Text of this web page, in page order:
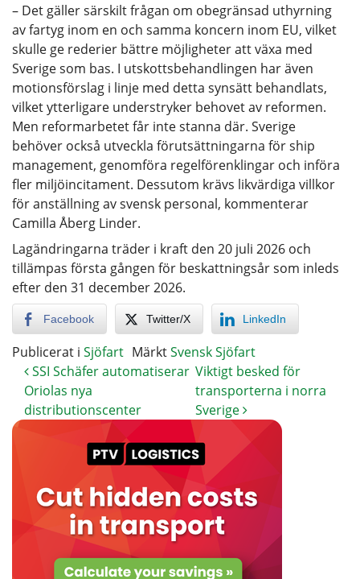
– Det gäller särskilt frågan om obegränsad uthyrning
av fartyg inom en och samma koncern inom EU, vilket
skulle ge rederier bättre möjligheter att växa med
Sverige som bas. I utskottsbehandlingen har även
motionsförslag i linje med detta synsätt behandlats,
vilket ytterligare understryker behovet av reformen.
Men reformarbetet får inte stanna där. Sverige
behöver också utveckla förutsättningarna för ship
management, genomföra regelförenklingar och införa
fler miljöincitament. Dessutom krävs likvärdiga villkor
för anställning av svensk personal, kommenterar
Camilla Åberg Linder.
Lagändringarna träder i kraft den 20 juli 2026 och
tillämpas första gången för beskattningsår som inleds
efter den 31 december 2026.
Facebook Twitter/X LinkedIn
Publicerat i Sjöfart MärktSvensk Sjöfart
SSI Schäfer automatiserar
Oriolas nya
distributionscenter
Viktigt besked för
transporterna i norra
Sverige